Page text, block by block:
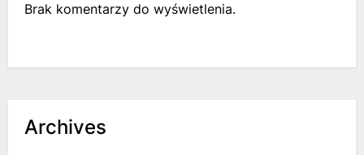
Brak komentarzy do wyświetlenia.
Archives